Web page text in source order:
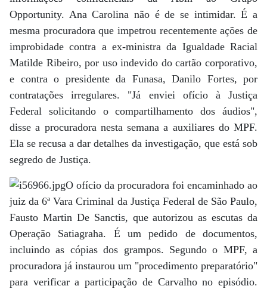
Opportunity. Ana Carolina não é de se intimidar. É a
mesma procuradora que impetrou recentemente ações de
improbidade contra a ex-ministra da Igualdade Racial
Matilde Ribeiro, por uso indevido do cartão corporativo,
e contra o presidente da Funasa, Danilo Fortes, por
contratações irregulares. "Já enviei ofício à Justiça
Federal solicitando o compartilhamento dos áudios",
disse a procuradora nesta semana a auxiliares do MPF.
Ela se recusa a dar detalhes da investigação, que está sob
segredo de Justiça.
O ofício da procuradora foi encaminhado ao
juiz da 6ª Vara Criminal da Justiça Federal de São Paulo,
Fausto Martin De Sanctis, que autorizou as escutas da
Operação Satiagraha. É um pedido de documentos,
incluindo as cópias dos grampos. Segundo o MPF, a
procuradora já instaurou um "procedimento preparatório"
para verificar a participação de Carvalho no episódio.